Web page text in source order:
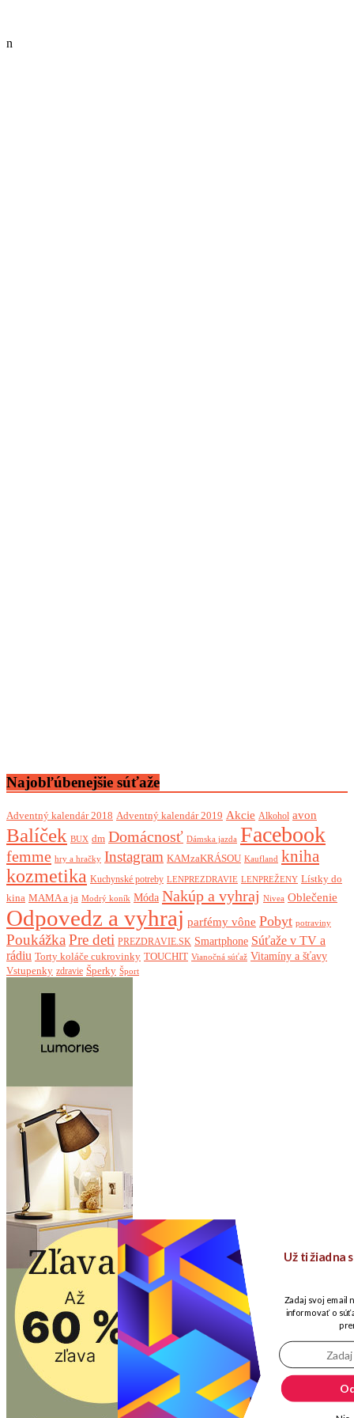
n
Najobľúbenejšie súťaže
Adventný kalendár 2018 Adventný kalendár 2019 Akcie Alkohol avon
Balíček BUX dm Domácnosť Dámska jazda Facebook
femme hry a hračky Instagram KAMzaKRÁSOU Kaufland kniha
kozmetika Kuchynské potreby LENPREZDRAVIE LENPREŽENY Lístky do
kina MAMA a ja Modrý koník Móda Nakúp a vyhraj Nivea Oblečenie
Odpovedz a vyhraj parfémy vône Pobyt potraviny
Poukážka Pre deti PREZDRAVIE.SK Smartphone Súťaže v TV a
rádiu Torty koláče cukrovinky TOUCHIT Vianočná súťaž Vitamíny a šťavy
Vstupenky zdravie Šperky Šport
Už ti žiadna
Zadaj svoj email
informovať o